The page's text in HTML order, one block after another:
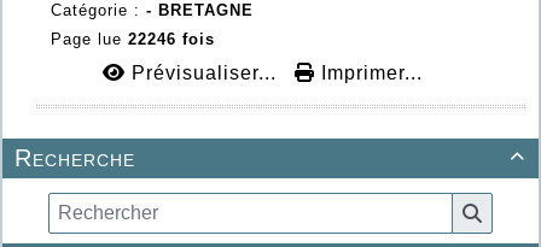

Recherche
Catégorie : - BRETAGNE
Page lue 22246 fois
Prévisualiser... Imprimer...